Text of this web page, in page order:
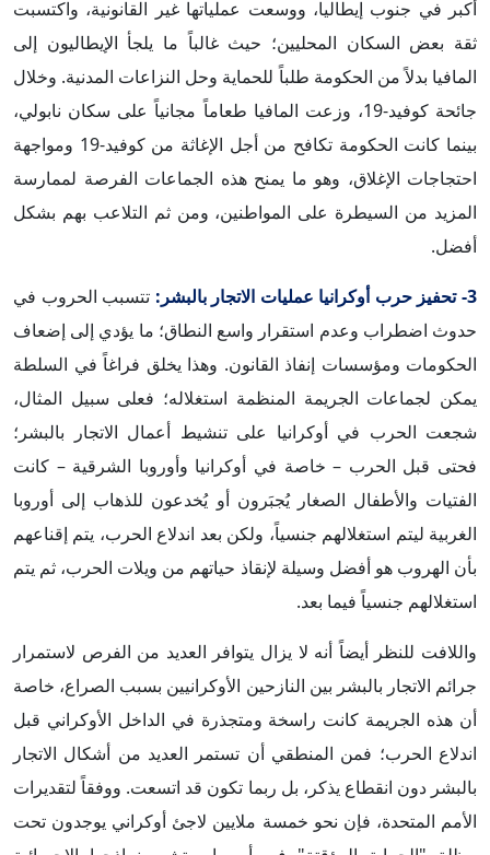
أكبر في جنوب إيطاليا، ووسعت عملياتها غير القانونية، واكتسبت
ثقة بعض السكان المحليين؛ حيث غالباً ما يلجأ الإيطاليون إلى
المافيا بدلاً من الحكومة طلباً للحماية وحل النزاعات المدنية. وخلال
جائحة كوفيد-19، وزعت المافيا طعاماً مجانياً على سكان نابولي،
بينما كانت الحكومة تكافح من أجل الإغاثة من كوفيد-19 ومواجهة
احتجاجات الإغلاق، وهو ما يمنح هذه الجماعات الفرصة لممارسة
المزيد من السيطرة على المواطنين، ومن ثم التلاعب بهم بشكل
أفضل.
3- تحفيز حرب أوكرانيا عمليات الاتجار بالبشر:
تتسبب الحروب في
حدوث اضطراب وعدم استقرار واسع النطاق؛ ما يؤدي إلى إضعاف
الحكومات ومؤسسات إنفاذ القانون. وهذا يخلق فراغاً في السلطة
يمكن لجماعات الجريمة المنظمة استغلاله؛ فعلى سبيل المثال،
شجعت الحرب في أوكرانيا على تنشيط أعمال الاتجار بالبشر؛
فحتى قبل الحرب – خاصة في أوكرانيا وأوروبا الشرقية – كانت
الفتيات والأطفال الصغار يُجبَرون أو يُخدعون للذهاب إلى أوروبا
الغربية ليتم استغلالهم جنسياً، ولكن بعد اندلاع الحرب، يتم إقناعهم
بأن الهروب هو أفضل وسيلة لإنقاذ حياتهم من ويلات الحرب، ثم يتم
استغلالهم جنسياً فيما بعد.
واللافت للنظر أيضاً أنه لا يزال يتوافر العديد من الفرص لاستمرار
جرائم الاتجار بالبشر بين النازحين الأوكرانيين بسبب الصراع، خاصة
أن هذه الجريمة كانت راسخة ومتجذرة في الداخل الأوكراني قبل
اندلاع الحرب؛ فمن المنطقي أن تستمر العديد من أشكال الاتجار
بالبشر دون انقطاع يذكر، بل ربما تكون قد اتسعت. ووفقاً لتقديرات
الأمم المتحدة، فإن نحو خمسة ملايين لاجئ أوكراني يوجدون تحت